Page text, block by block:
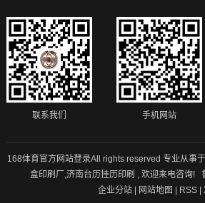
联系我们 手机网站
168体育官方网站登录All rights reserved 专业从事于
盒印刷厂 ,济南台历挂历印刷 , 欢迎来电咨询!
企业分站
网站地图 RSS |